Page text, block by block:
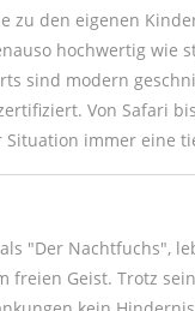
zu den eigenen
hochwertig wie
sind modern
Von Safari
immer eine
"Der Nachtfuchs",
freien Geist. Trotz